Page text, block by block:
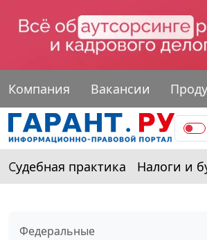
Компания Вакансии
Судебная практика Налоги и
Федеральные